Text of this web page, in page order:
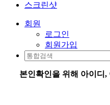
스크린샷
회원
로그인
회원가입
본인확인을 위해 아이디